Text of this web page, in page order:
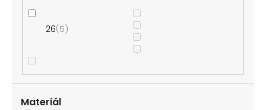
Materiál
26 5